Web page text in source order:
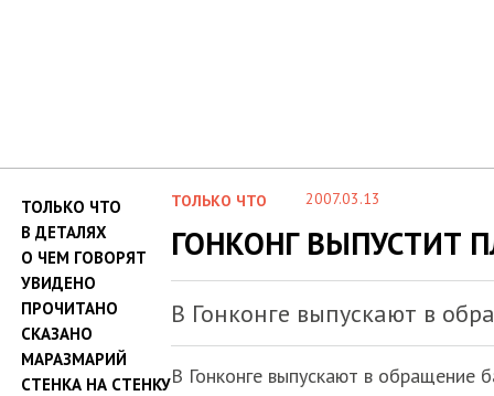
ТОЛЬКО ЧТО
В ДЕТАЛЯХ
О ЧЕМ ГОВОРЯТ
УВИДЕНО
ПРОЧИТАНО
СКАЗАНО
МАРАЗМАРИЙ
СТЕНКА НА СТЕНКУ
ТОЛЬКО ЧТО 2007.03.13
ГОНКОНГ ВЫПУСТИТ
В Гонконге выпускают в
В Гонконге выпускают в обращение